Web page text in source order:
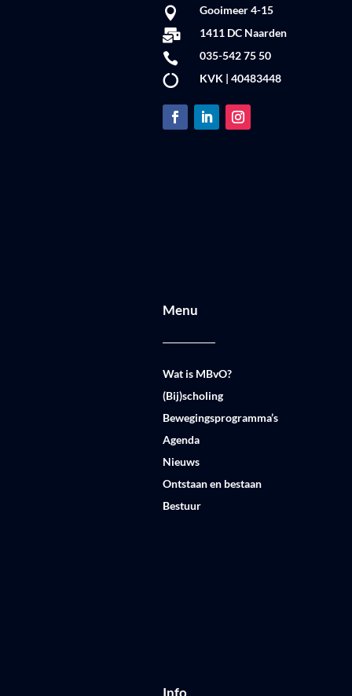
 Gooimeer 4-15
 1411 DC Naarden
 035-542 75 50
 KVK | 40483448
Menu
Wat is MBvO?
(Bij)scholing
Bewegingsprogramma’s
Agenda
Nieuws
Ontstaan en bestaan
Bestuur
Info